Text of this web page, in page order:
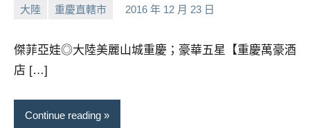
及
動
持、
大陸 重慶直轄市 2016 年 12 月 23 日
小No
傑菲亞娃◎大陸美麗山城重慶；豪華五星【重慶萬豪酒
店 […]
Continue reading